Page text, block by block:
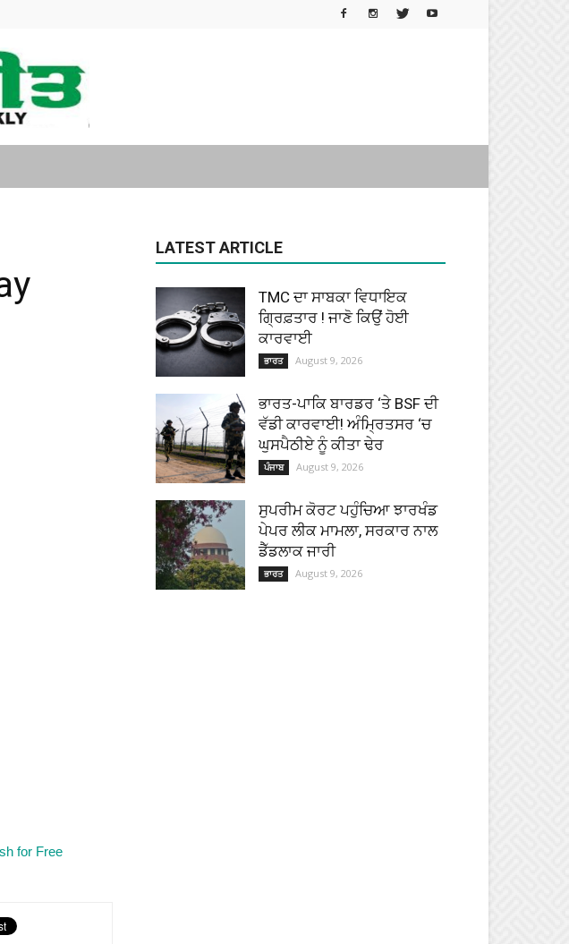
for Free
LATEST ARTICLE
TMC ਦਾ ਸਾਬਕਾ ਵਿਧਾਇਕ
ਗ੍ਰਿਫ਼ਤਾਰ ! ਜਾਣੋ ਕਿਉਂ ਹੋਈ
ਕਾਰਵਾਈ
ਭਾਰਤ August 9, 2026
ਭਾਰਤ-ਪਾਕਿ ਬਾਰਡਰ ‘ਤੇ BSF ਦੀ
ਵੱਡੀ ਕਾਰਵਾਈ! ਅੰਮ੍ਰਿਤਸਰ ‘ਚ
ਘੁਸਪੈਠੀਏ ਨੂੰ ਕੀਤਾ ਢੇਰ
ਪੰਜਾਬ August 9, 2026
ਸੁਪਰੀਮ ਕੋਰਟ ਪਹੁੰਚਿਆ ਝਾਰਖੰਡ
ਪੇਪਰ ਲੀਕ ਮਾਮਲਾ, ਸਰਕਾਰ ਨਾਲ
ਡੈੱਡਲਾਕ ਜਾਰੀ
ਭਾਰਤ August 9, 2026